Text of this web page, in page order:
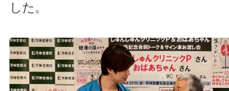
した。